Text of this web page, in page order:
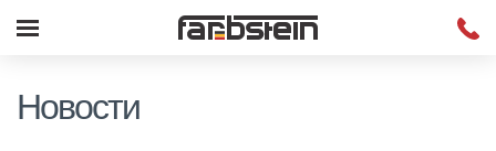
Новости